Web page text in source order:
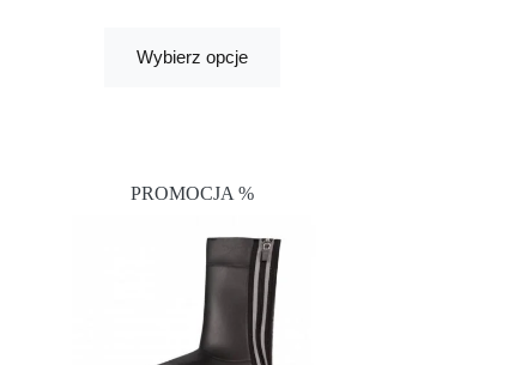
Wybierz opcje
PROMOCJA %